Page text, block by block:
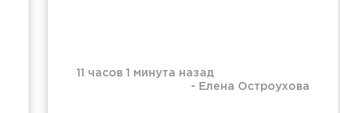
11 часов 1 минута назад
- Елена Остроухова